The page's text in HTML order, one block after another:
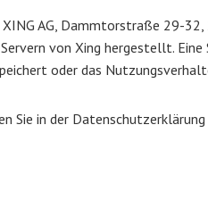
AG, Dammtorstraße 29-
von Xing hergestellt.
oder das
Sie in der